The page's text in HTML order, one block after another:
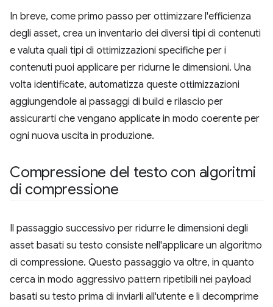
In breve, come primo passo per ottimizzare l'efficienza
degli asset, crea un inventario dei diversi tipi di contenuti
e valuta quali tipi di ottimizzazioni specifiche per i
contenuti puoi applicare per ridurne le dimensioni. Una
volta identificate, automatizza queste ottimizzazioni
aggiungendole ai passaggi di build e rilascio per
assicurarti che vengano applicate in modo coerente per
ogni nuova uscita in produzione.
Compressione del testo con algoritmi
di compressione
Il passaggio successivo per ridurre le dimensioni degli
asset basati su testo consiste nell'applicare un algoritmo
di compressione. Questo passaggio va oltre, in quanto
cerca in modo aggressivo pattern ripetibili nei payload
basati su testo prima di inviarli all'utente e li decomprime